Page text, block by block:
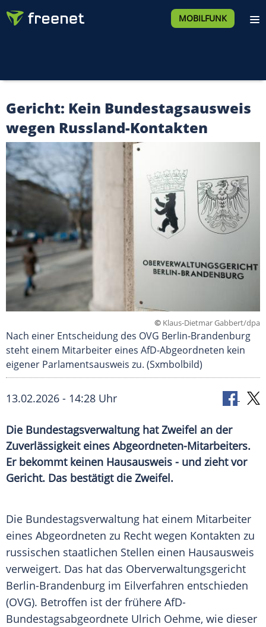
MOBILFUNK
Gericht: Kein Bundestagsausweis
wegen Russland-Kontakten
© Klaus-Dietmar Gabbert/dpa
Nach einer Entscheidung des OVG Berlin-Brandenburg
steht einem Mitarbeiter eines AfD-Abgeordneten kein
eigener Parlamentsausweis zu. (Sxmbolbild)
13.02.2026 - 14:28 Uhr
Die Bundestagsverwaltung hat Zweifel an der
Zuverlässigkeit eines Abgeordneten-Mitarbeiters.
Er bekommt keinen Hausausweis - und zieht vor
Gericht. Das bestätigt die Zweifel.
Die Bundestagsverwaltung hat einem Mitarbeiter
eines Abgeordneten zu Recht wegen Kontakten zu
russischen staatlichen Stellen einen Hausausweis
verweigert. Das hat das Oberverwaltungsgericht
Berlin-Brandenburg im Eilverfahren entschieden
(OVG). Betroffen ist der frühere AfD-
Bundestagsabgeordnete Ulrich Oehme, wie dieser